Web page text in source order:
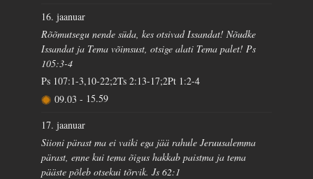
16. jaanuar
Rõõmutsegu nende süda, kes otsivad Issandat! Nõudke
Issandat ja Tema võimsust, otsige alati Tema palet! Ps
105:3-4
Ps 107:1-3,10-22;2Ts 2:13-17;2Pt 1:2-4
09.03 - 15.59
17. jaanuar
Siioni pärast ma ei vaiki ega jää rahule Jeruusalemma
pärast, enne kui tema õigus hakkab paistma ja tema
pääste põleb otsekui tõrvik. Js 62:1